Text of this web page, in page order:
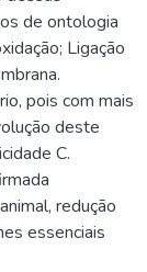
de ontologia
Ligação
pois com mais
deste
C.
redução
essenciais